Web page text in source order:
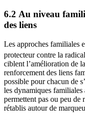
6.2 Au niveau
des liens
Les approches familiales
protecteur contre la
ciblent l’amélioration de
renforcement des liens
possible pour chacun de
les dynamiques
permettent pas ou peu de
rétablis autour de